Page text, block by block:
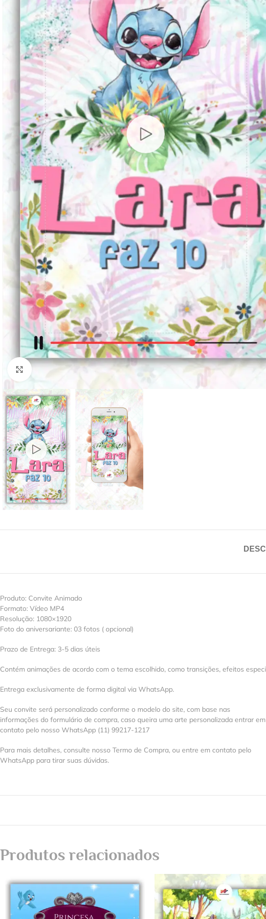
Clique para ampliar
Produto: Convite Animado
Formato: Vídeo MP4
Resolução: 1080×1920
Foto do aniversariante: 03 fotos ( opcional)
Prazo de Entrega: 3-5 dias úteis
Contém animações de acordo com o tema escolhido, como transições, efeitos
Entrega exclusivamente de forma digital via WhatsApp.
Seu convite será personalizado conforme o modelo do site, com base nas
informações do formulário de compra, caso queira uma arte personalizada entrar em
contato pelo nosso WhatsApp (11) 99217-1217
Para mais detalhes, consulte nosso Termo de Compra, ou entre em contato pelo
WhatsApp para tirar suas dúvidas.
Produtos relacionados